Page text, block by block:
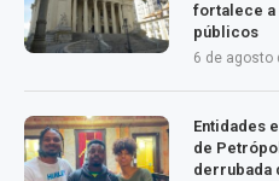
fortalece
públicos
6 de agosto
Entidades
de
derrubada